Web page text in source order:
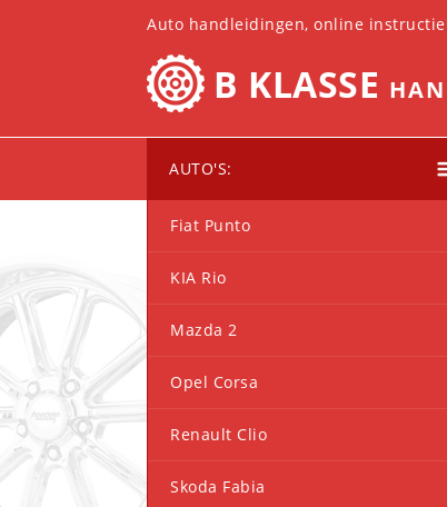
Auto handleidingen, online
B KLASSE
AUTO'S:
Fiat Punto
KIA Rio
Mazda 2
Opel Corsa
Renault Clio
Skoda Fabia